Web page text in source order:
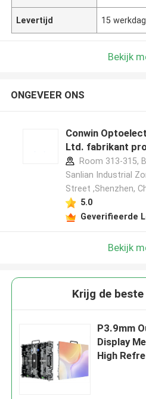
Levertijd 15
Bekijk
ONGEVEER ONS
Conwin
Ltd. fabrikant
Room 313-315,
Sanlian Industrial
Street ,Shenzhen,
5.0
Geverifieerde
Bekijk
Krijg de
P3.9mm
Display
High